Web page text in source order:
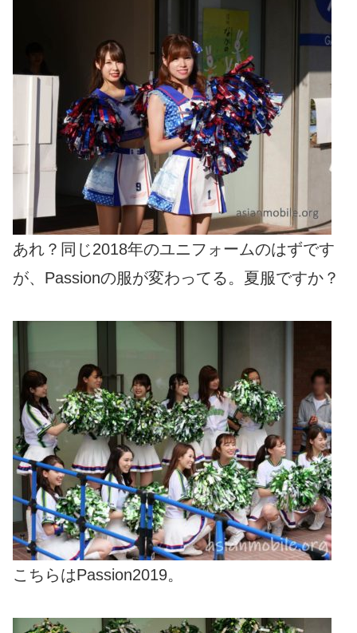
あれ？同じ2018年のユニフォームのはずです
が、Passionの服が変わってる。夏服ですか？
こちらはPassion2019。